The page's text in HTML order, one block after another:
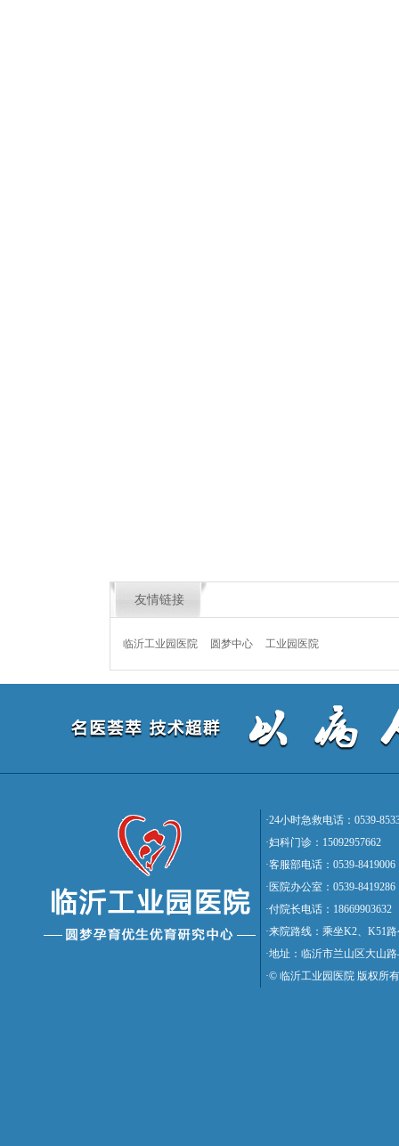
友情链接
临沂工业园医院 圆梦中心 工业园医院
·24小时急救电话：0539-
·妇科门诊：15092957662
·客服部电话：0539-8419006
·医院办公室：0539-8419286
·付院长电话：18669903632
·来院路线：乘坐K2、K51
·地址：临沂市兰山区大山
·© 临沂工业园医院 版权所